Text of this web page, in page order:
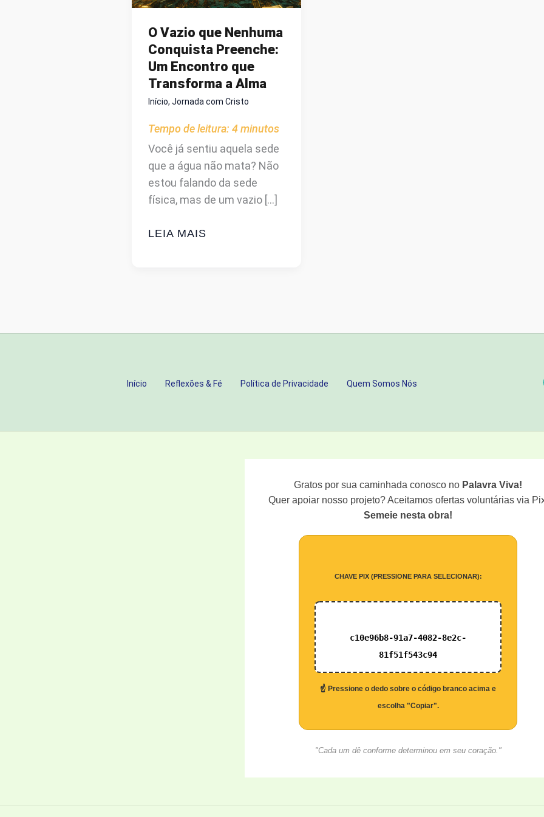
O Vazio que Nenhuma
Conquista Preenche:
Um Encontro que
Transforma a Alma
Início, Jornada com Cristo
Tempo de leitura: 4minutos
Você já sentiu aquela sede
que a água não mata? Não
estou falando da sede
física, mas de um vazio […]
O
UM
TRANSFORMA
LEIA MAIS
Início Reflexões & Fé Política de Privacidade Quem Somos Nós
Gratos por sua caminhada conosco no Palavra Viva!
Quer apoiar nosso projeto? Aceitamos ofertas voluntárias via
Semeie nesta obra!
CHAVE PIX (PRESSIONE PARA SELECIONAR):
c10e96b8-91a7-4082-8e2c-
81f51f543c94
☝️ Pressione o dedo sobre o código branco acima e
escolha "Copiar".
"Cada um dê conforme determinou em seu coração."